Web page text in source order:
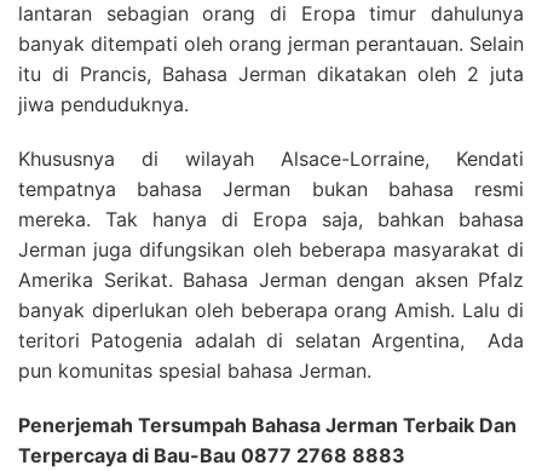
lantaran sebagian orang di Eropa timur dahulunya
banyak ditempati oleh orang jerman perantauan. Selain
itu di Prancis, Bahasa Jerman dikatakan oleh 2 juta
jiwa penduduknya.
Khususnya di wilayah Alsace-Lorraine, Kendati
tempatnya bahasa Jerman bukan bahasa resmi
mereka. Tak hanya di Eropa saja, bahkan bahasa
Jerman juga difungsikan oleh beberapa masyarakat di
Amerika Serikat. Bahasa Jerman dengan aksen Pfalz
banyak diperlukan oleh beberapa orang Amish. Lalu di
teritori Patogenia adalah di selatan Argentina, Ada
pun komunitas spesial bahasa Jerman.
Penerjemah Tersumpah Bahasa Jerman Terbaik Dan
Terpercaya di Bau-Bau 0877 2768 8883